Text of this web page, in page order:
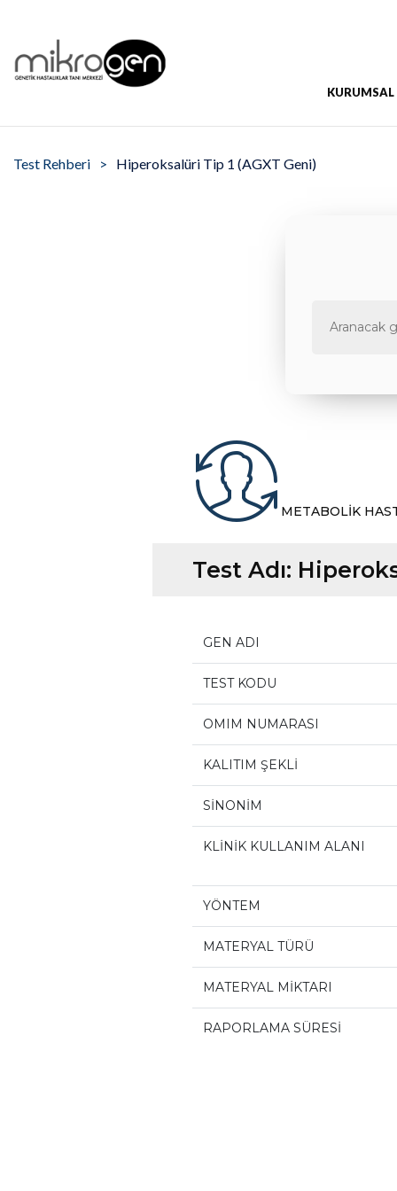
KURUMSAL
Test Rehberi Hiperoksalüri Tip 1 (AGXT Geni)
METABOLİK
Test Adı:
GEN ADI
TEST KODU
OMIM NUMARASI
KALITIM ŞEKLİ
SİNONİM
KLİNİK KULLANIM ALANI
YÖNTEM
MATERYAL TÜRÜ
MATERYAL MİKTARI
RAPORLAMA SÜRESİ